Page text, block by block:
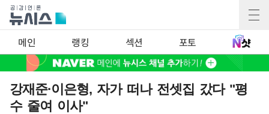
메인 랭킹 섹션 포토
강재준·이은형, 자가 떠나 전셋집 갔다 "평
수 줄여 이사"